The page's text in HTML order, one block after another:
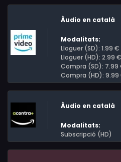
mare de Suli en la màgica
Àudio en català
Modalitats:
Lloguer (SD): 1.99 €
Lloguer (HD): 2.99 €
Compra (SD): 7.99
Compra (HD): 9.99
Àudio en català
Modalitats:
Subscripció (HD)